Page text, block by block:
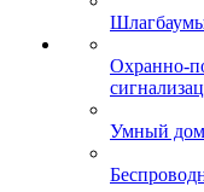
Охранно-
Умный дом